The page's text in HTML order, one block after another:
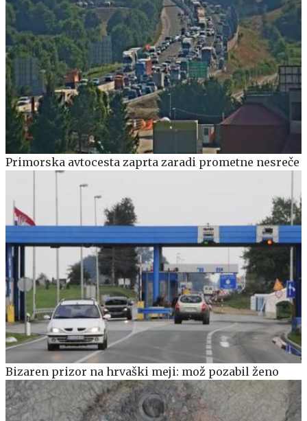
Primorska avtocesta zaprta zaradi prometne nesreče
Bizaren prizor na hrvaški meji: mož pozabil ženo